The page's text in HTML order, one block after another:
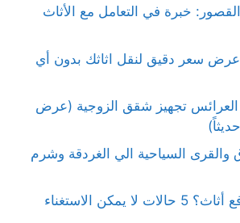
خبرة في التعامل مع الأثاث
سعر دقيق لنقل اثاثك بدون أي
تجهيز شقق الزوجية (عرض
السياحية الي الغردقة وشرم
هل أحتاج ونش رفع أثاث؟ 5 حالات لا يمكن الاستغناء